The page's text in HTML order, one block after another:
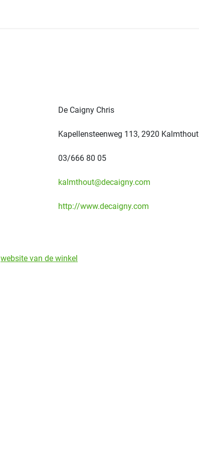
De Caigny Chris
Kapellensteenweg 113, 2920 Kalmthout
03/666 80 05
kalmthout@decaigny.com
http://www.decaigny.com
website van de winkel